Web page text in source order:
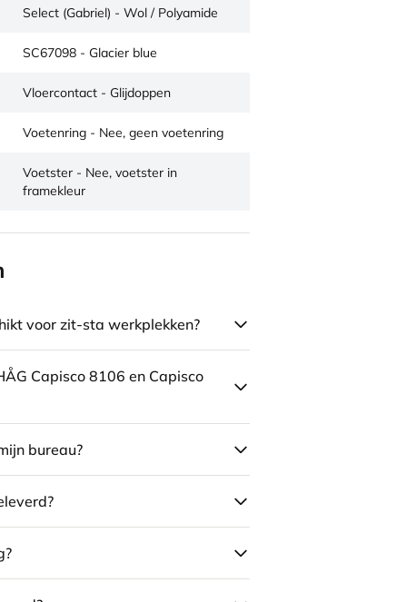
Select (Gabriel) - Wol / Polyamide
SC67098 - Glacier blue
Vloercontact - Glijdoppen
Voetenring - Nee, geen voetenring
Voetster - Nee, voetster in
framekleur
voor zit-sta werkplekken?
Capisco 8106 en Capisco
bureau?